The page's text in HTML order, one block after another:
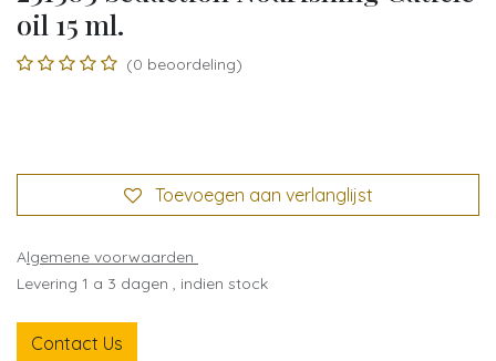
oil 15 ml.
(0 beoordeling)
Toevoegen aan verlanglijst
Algemene voorwaarden
Levering 1 a 3 dagen , indien stock
Contact Us